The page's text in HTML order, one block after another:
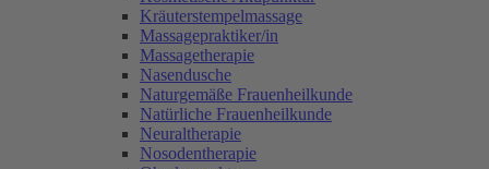
Kräuterstempelmassage
Massagepraktiker/in
Massagetherapie
Nasendusche
Naturgemäße Frauenheilkunde
Natürliche Frauenheilkunde
Neuraltherapie
Nosodentherapie